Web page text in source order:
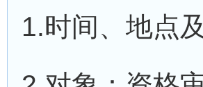
1.时间、地点